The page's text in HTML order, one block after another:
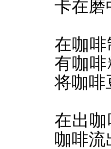
卡在磨
在咖
有咖
将咖啡
在出
咖啡流